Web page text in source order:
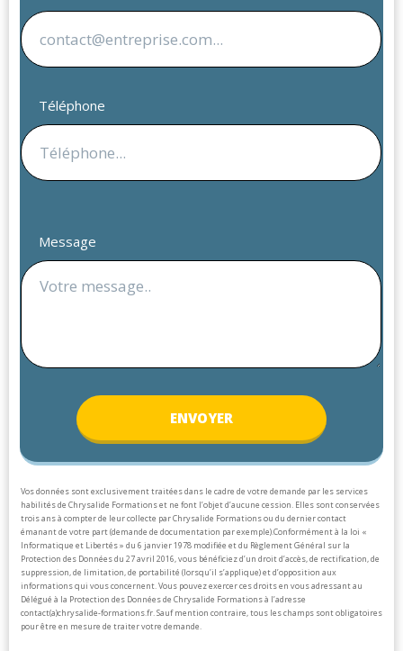
Téléphone
Message
ENVOYER
Vos données sont exclusivement traitées dans le cadre de votre demande par les services
habilités de Chrysalide Formations et ne font l’objet d’aucune cession. Elles sont conservées
trois ans à compter de leur collecte par Chrysalide Formations ou du dernier contact
émanant de votre part (demande de documentation par exemple).Conformément à la loi «
Informatique et Libertés » du 6 janvier 1978 modifiée et du Règlement Général sur la
Protection des Données du 27 avril 2016, vous bénéficiez d’un droit d’accès, de rectification, de
suppression, de limitation, de portabilité (lorsqu’il s’applique) et d’opposition aux
informations qui vous concernent. Vous pouvez exercer ces droits en vous adressant au
Délégué à la Protection des Données de Chrysalide Formations à l’adresse
contact(a)chrysalide-formations.fr.Sauf mention contraire, tous les champs sont obligatoires
pour être en mesure de traiter votre demande.